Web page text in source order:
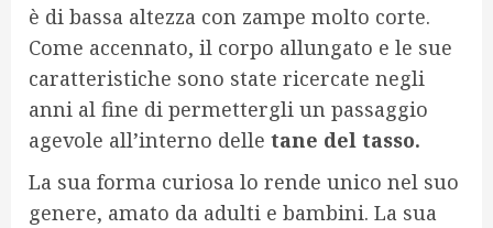
è di bassa altezza con zampe molto corte.
Come accennato, il corpo allungato e le sue
caratteristiche sono state ricercate negli
anni al fine di permettergli un passaggio
agevole all’interno delle tane del tasso.
La sua forma curiosa lo rende unico nel suo
genere, amato da adulti e bambini. La sua